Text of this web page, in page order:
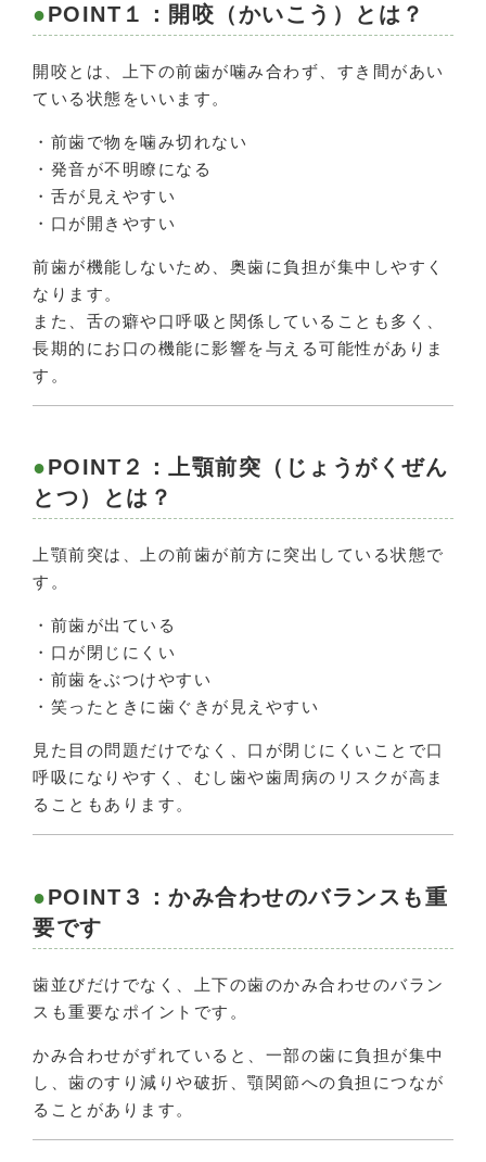
POINT１：開咬（かいこう）とは？
開咬とは、上下の前歯が噛み合わず、すき間があい
ている状態をいいます。
・前歯で物を噛み切れない
・発音が不明瞭になる
・舌が見えやすい
・口が開きやすい
前歯が機能しないため、奥歯に負担が集中しやすく
なります。
また、舌の癖や口呼吸と関係していることも多く、
長期的にお口の機能に影響を与える可能性がありま
す。
POINT２：上顎前突（じょうがくぜん
とつ）とは？
上顎前突は、上の前歯が前方に突出している状態で
す。
・前歯が出ている
・口が閉じにくい
・前歯をぶつけやすい
・笑ったときに歯ぐきが見えやすい
見た目の問題だけでなく、口が閉じにくいことで口
呼吸になりやすく、むし歯や歯周病のリスクが高ま
ることもあります。
POINT３：かみ合わせのバランスも重
要です
歯並びだけでなく、上下の歯のかみ合わせのバラン
スも重要なポイントです。
かみ合わせがずれていると、一部の歯に負担が集中
し、歯のすり減りや破折、顎関節への負担につなが
ることがあります。